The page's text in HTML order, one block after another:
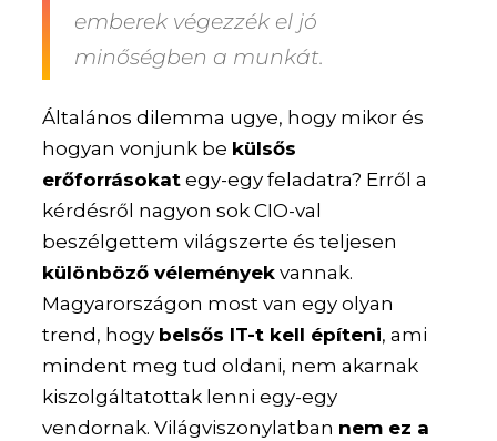
emberek végezzék el jó
minőségben a munkát.
Általános dilemma ugye, hogy mikor és
hogyan vonjunk be külsős
erőforrásokat egy-egy feladatra? Erről a
kérdésről nagyon sok CIO-val
beszélgettem világszerte és teljesen
különböző vélemények vannak.
Magyarországon most van egy olyan
trend, hogy belsős IT-t kell építeni, ami
mindent meg tud oldani, nem akarnak
kiszolgáltatottak lenni egy-egy
vendornak. Világviszonylatban nem ez a